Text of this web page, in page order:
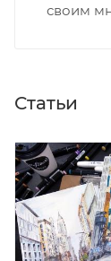
своим
Статьи